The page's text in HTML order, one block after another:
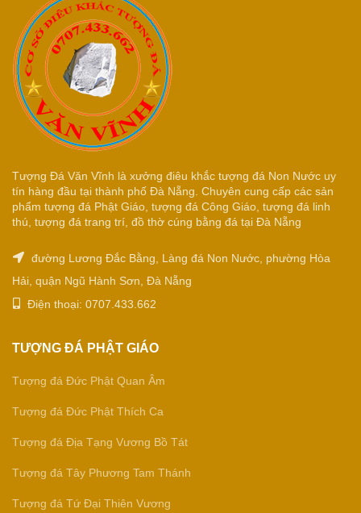
Tượng Đá Văn Vĩnh là xưởng điêu khắc tượng đá Non Nước uy
tín hàng đầu tại thành phố Đà Nẵng. Chuyên cung cấp các sản
phẩm tượng đá Phật Giáo, tượng đá Công Giáo, tượng đá linh
thú, tượng đá trang trí, đồ thờ cúng bằng đá tại Đà Nẵng
đường Lương Đắc Bằng, Làng đá Non Nước, phường Hòa
Hải, quận Ngũ Hành Sơn, Đà Nẵng
Điện thoại: 0707.433.662
TƯỢNG ĐÁ PHẬT GIÁO
Tượng đá Đức Phật Quan Âm
Tượng đá Đức Phật Thích Ca
Tượng đá Địa Tạng Vương Bồ Tát
Tượng đá Tây Phương Tam Thánh
Tượng đá Tứ Đại Thiên Vương